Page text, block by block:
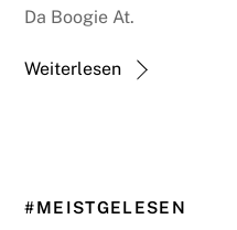
Da Boogie At.
Weiterlesen
#MEISTGELESEN